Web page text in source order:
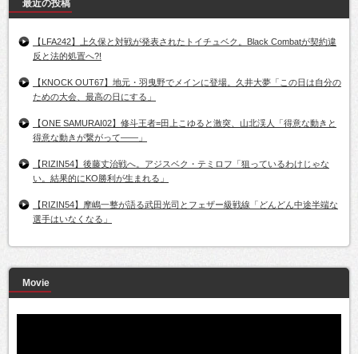
最近の投稿
【LFA242】上久保と対戦が発表されたトイチュベク。Black Combatが契約違
反と法的処置へ?!
【KNOCK OUT67】地元・羽曳野でメインに登場。久井大夢「この日は自分の
ための大会、最高の日にする」
【ONE SAMURAI02】修斗王者=田上こゆると激突、山北渓人「得意な動きと
得意な動きが繋がって――」
【RIZIN54】後藤丈治戦へ。アジスベク・テミロフ「狙っているわけじゃな
い。結果的にKO勝利が生まれる」
【RIZIN54】摩嶋一整が語る武田光司とフェザー級戦線「どんどん中途半端な
選手はいなくなる」
Movie